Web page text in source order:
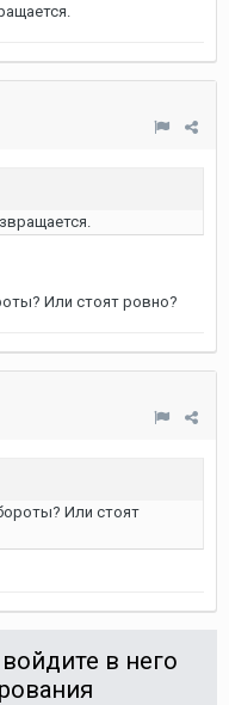
Или стоят ровно?
Или стоят
в него